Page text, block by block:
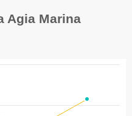
Agia Marina